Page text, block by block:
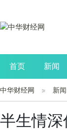
首页 新闻
公司 生活
中华财经网 新闻
半生情